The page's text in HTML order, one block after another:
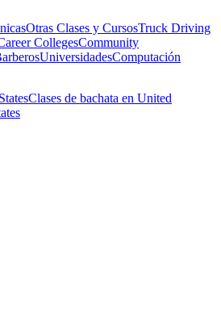
Otras Clases y CursosTruck Driving
CollegesCommunity
UniversidadesComputación
Clases de bachata en United